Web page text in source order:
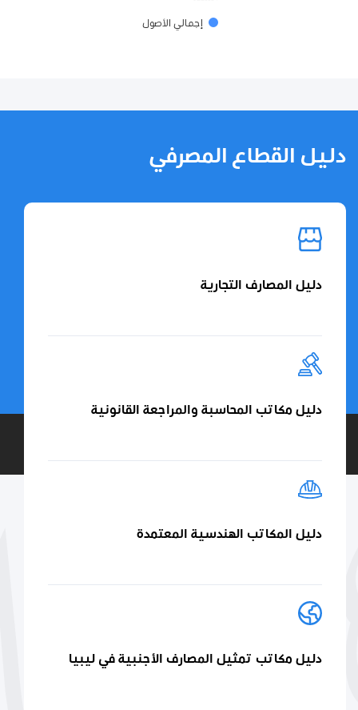
إجمالي الأصول
دليل القطاع المصرفي
دليل المصارف التجارية
دليل مكاتب المحاسبة والمراجعة القانونية
دليل المكاتب الهندسية المعتمدة
دليل مكاتب تمثيل المصارف الأجنبية في ليبيا